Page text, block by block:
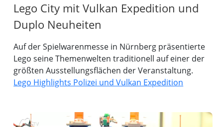
Lego City mit Vulkan Expedition und
Duplo Neuheiten
Auf der Spielwarenmesse in Nürnberg präsentierte
Lego seine Themenwelten traditionell auf einer der
größten Ausstellungsflächen der Veranstaltung.
Lego Highlights Polizei und Vulkan Expedition